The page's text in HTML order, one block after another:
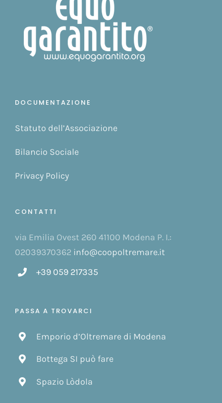
DOCUMENTAZIONE
Statuto dell’Associazione
Bilancio Sociale
Privacy Policy
CONTATTI
via Emilia Ovest 260 41100 Modena P. I.:
02039370362 info@coopoltremare.it
+39 059 217335
PASSA A TROVARCI
Emporio d’Oltremare di Modena
Bottega SI può fare
Spazio Lòdola